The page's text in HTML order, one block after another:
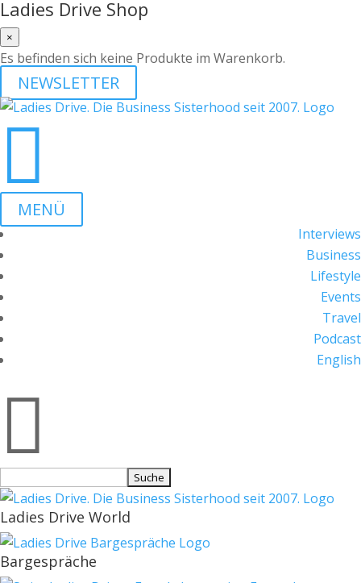
Ladies Drive Shop
×
Es befinden sich keine Produkte im Warenkorb.
NEWSLETTER

MENÜ
Interviews
Business
Lifestyle
Events
Travel
Podcast
English

nach:
Ladies Drive World
Bargespräche